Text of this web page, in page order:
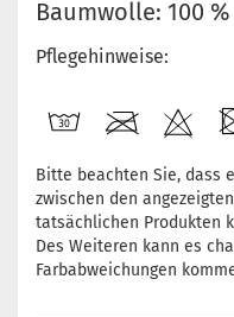
Baumwolle: 100 %
Pflegehinweise:
Bitte beachten Sie, dass
zwischen den
tatsächlichen Produkten
Des Weiteren kann es
Farbabweichungen